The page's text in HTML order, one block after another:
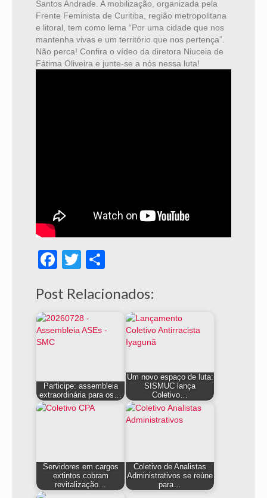
Santos Andrade. A mobilização, organizada pela
Frente Feminista de Curitiba, região metropolitana
e litoral, tem como lema “Por uma cidade que nos
mantenha vivas e um território que nos pertença”.
Não perca! Confira o vídeo da diretora Niuceia de
Fátima Oliveira e junte-se a nós nessa luta!
Facebook
Twitter
Post Relacionados:
Participe: assembleia
extraordinária para os…
Um novo espaço de luta:
SISMUC lança
Coletivo…
Servidores em cargos
extintos cobram
revitalização…
Coletivo de Analistas
Administrativos se reúne
para…